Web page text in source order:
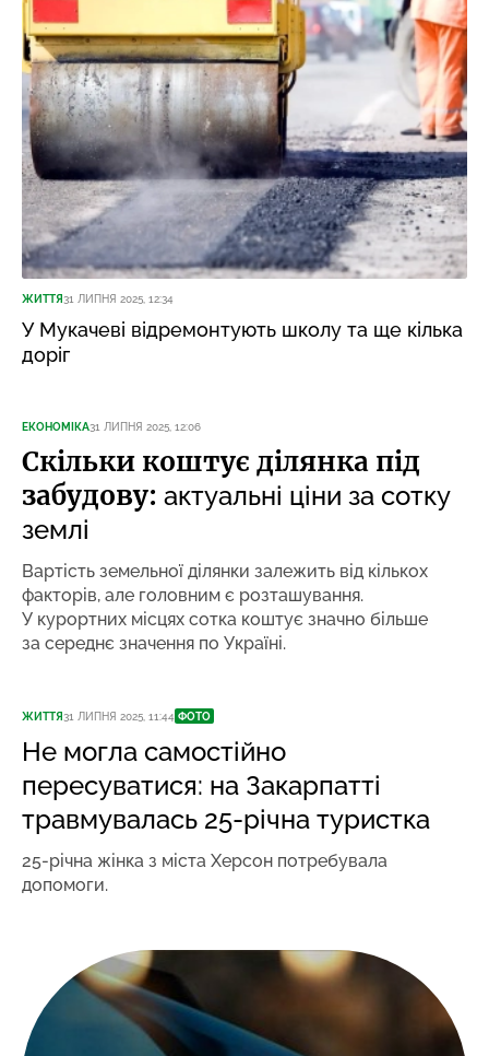
ЖИТТЯ31 ЛИПНЯ 2025, 12:34
У Мукачеві відремонтують школу та ще кілька
доріг
ЕКОНОМІКА31 ЛИПНЯ 2025, 12:06
Скільки коштує ділянка під
забудову: актуальні ціни за сотку
землі
Вартість земельної ділянки залежить від кількох
факторів, але головним є розташування.
У курортних місцях сотка коштує значно більше
за середнє значення по Україні.
ЖИТТЯ31 ЛИПНЯ 2025, 11:44 ФОТО
Не могла самостійно
пересуватися: на Закарпатті
травмувалась 25-річна туристка
25-річна жінка з міста Херсон потребувала
допомоги.